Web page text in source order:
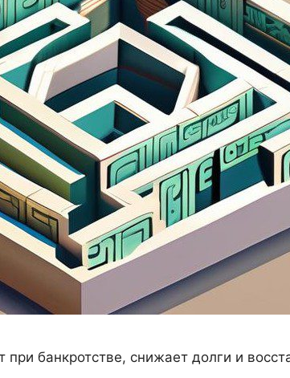
банкротстве, снижает долги и